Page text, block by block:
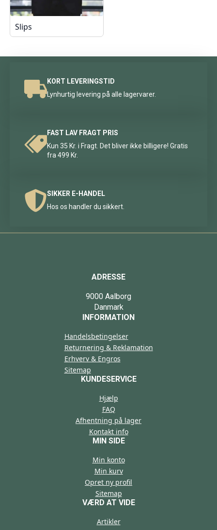
Slips
KORT LEVERINGSTID
Lynhurtig levering på alle lagervarer.
FAST LAV FRAGT PRIS
Kun 35 Kr. i Fragt. Det bliver ikke billigere! Gratis
fra 499 Kr.
SIKKER E-HANDEL
Hos os handler du sikkert.
ADRESSE
9000 Aalborg
Danmark
INFORMATION
Handelsbetingelser
Returnering & Reklamation
Erhverv & Engros
Sitemap
KUNDESERVICE
Hjælp
FAQ
Afhentning på lager
Kontakt info
MIN SIDE
Min konto
Min kurv
Opret ny profil
Sitemap
VÆRD AT VIDE
Artikler